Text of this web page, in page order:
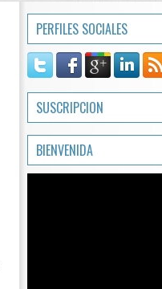
PERFILES SOCIALES
SUSCRIPCION
BIENVENIDA